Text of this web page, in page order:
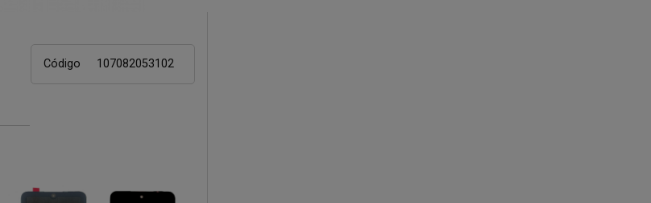
Código 107082053102